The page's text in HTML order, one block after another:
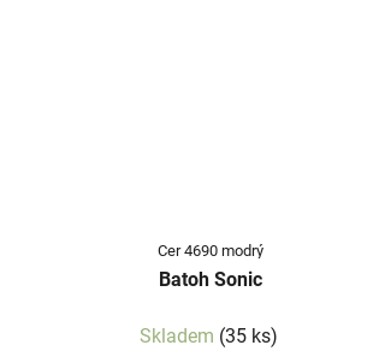
Cer 4690 modrý
Batoh Sonic
Skladem (35 ks)